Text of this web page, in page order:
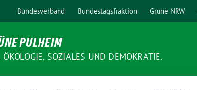
Bundesverband Bundestagsfraktion Grüne NRW
PULHEIM
ÖKOLOGIE, SOZIALES UND DEMOKRATIE.